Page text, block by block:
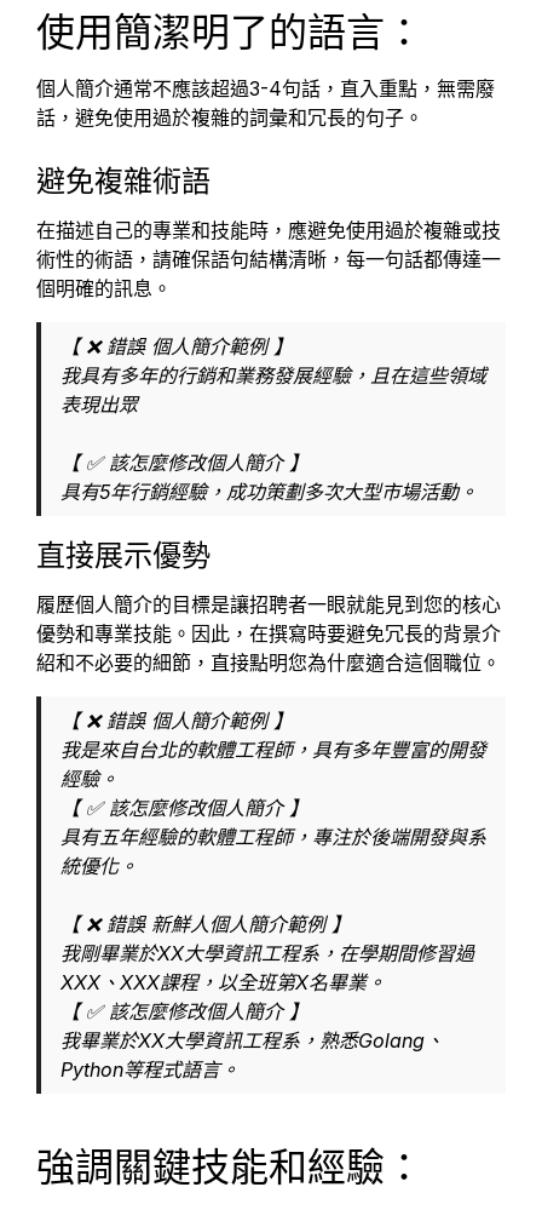
使用簡潔明了的語言：
個人簡介通常不應該超過3-4句話，直入重點，無需廢
話，避免使用過於複雜的詞彙和冗長的句子。
避免複雜術語
在描述自己的專業和技能時，應避免使用過於複雜或技
術性的術語，請確保語句結構清晰，每一句話都傳達一
個明確的訊息。
【 ❌ 錯誤 個人簡介範例 】
我具有多年的行銷和業務發展經驗，且在這些領域
表現出眾
【 ✅ 該怎麼修改個人簡介 】
具有5年行銷經驗，成功策劃多次大型市場活動。
直接展示優勢
履歷個人簡介的目標是讓招聘者一眼就能見到您的核心
優勢和專業技能。因此，在撰寫時要避免冗長的背景介
紹和不必要的細節，直接點明您為什麼適合這個職位。
【 ❌ 錯誤 個人簡介範例 】
我是來自台北的軟體工程師，具有多年豐富的開發
經驗。
【 ✅ 該怎麼修改個人簡介 】
具有五年經驗的軟體工程師，專注於後端開發與系
統優化。
【 ❌ 錯誤 新鮮人個人簡介範例 】
我剛畢業於XX大學資訊工程系，在學期間修習過
XXX、XXX課程，以全班第X名畢業。
【 ✅ 該怎麼修改個人簡介 】
我畢業於XX大學資訊工程系，熟悉Golang、
Python等程式語言。
強調關鍵技能和經驗：